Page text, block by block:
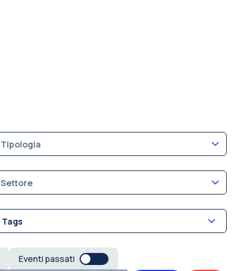
Tipologia
Settore
Tags
Eventi passati